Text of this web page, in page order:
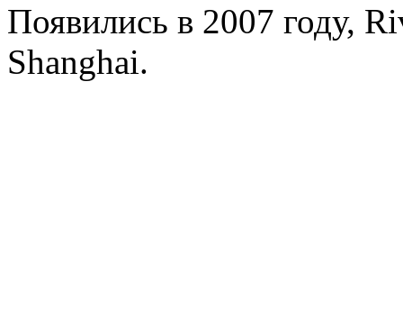
Появились в 2007 году,
Shanghai.